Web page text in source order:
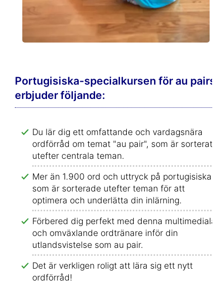
Portugisiska-specialkursen för au pairs
erbjuder följande:
Du lär dig ett omfattande och vardagsnära
ordförråd om temat "au pair", som är sorterat
utefter centrala teman.
Mer än 1.900 ord och uttryck på portugisiska
som är sorterade utefter teman för att
optimera och underlätta din inlärning.
Förbered dig perfekt med denna multimediala
och omväxlande ordtränare inför din
utlandsvistelse som au pair.
Det är verkligen roligt att lära sig ett nytt
ordförråd!